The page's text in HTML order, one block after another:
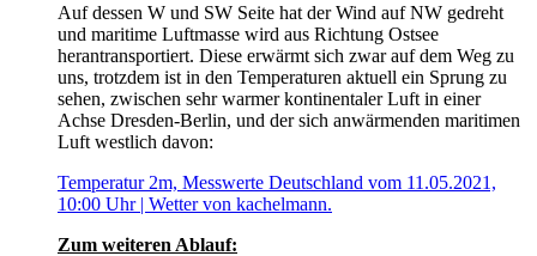
Auf dessen W und SW Seite hat der Wind auf NW gedreht
und maritime Luftmasse wird aus Richtung Ostsee
herantransportiert. Diese erwärmt sich zwar auf dem Weg zu
uns, trotzdem ist in den Temperaturen aktuell ein Sprung zu
sehen, zwischen sehr warmer kontinentaler Luft in einer
Achse Dresden-Berlin, und der sich anwärmenden maritimen
Luft westlich davon:
Temperatur 2m, Messwerte Deutschland vom 11.05.2021,
10:00 Uhr | Wetter von kachelmann.
Zum weiteren Ablauf: